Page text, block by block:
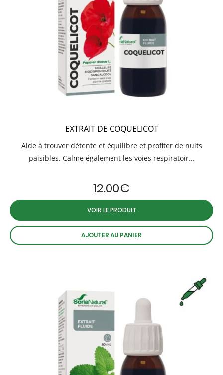
EXTRAIT DE COQUELICOT
Aide à trouver détente et équilibre et profiter de nuits
paisibles. Calme également les voies respiratoir...
12.00€
VOIR LE PRODUIT
AJOUTER AU PANIER